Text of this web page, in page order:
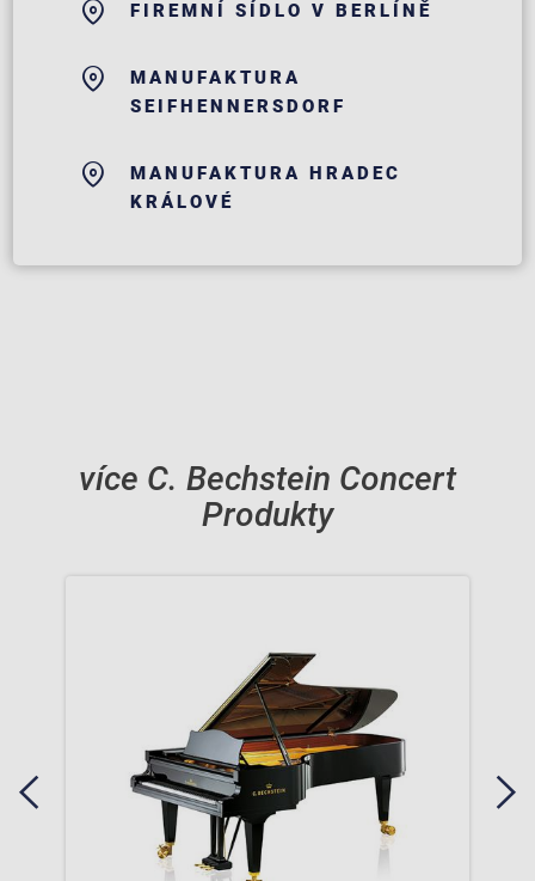
FIREMNÍ SÍDLO V BERLÍNĚ
MANUFAKTURA
SEIFHENNERSDORF
MANUFAKTURA HRADEC
KRÁLOVÉ
více C. Bechstein Concert
Produkty